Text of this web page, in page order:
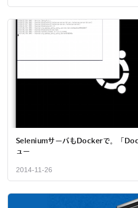
SeleniumサーバもDockerで。「
ュー
2014-11-26